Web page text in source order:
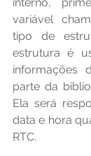
variável
tipo de
estrutura é
informações
parte da
Ela será
data e hora
RTC.